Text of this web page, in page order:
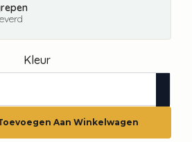
Kleur
Aan Winkelwagen